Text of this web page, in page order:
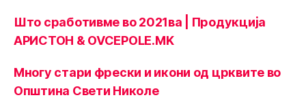
Што сработивме во 2021ва | Продукција
АРИСТОН & OVCEPOLE.MK
Многу стари фрески и икони од црквите во
Општина Свети Николе